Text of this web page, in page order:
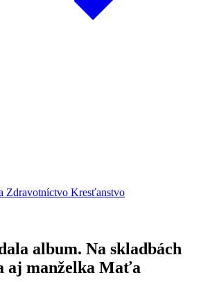
Zdravotníctvo Kresťanstvo
album. Na skladbách
aj manželka Maťa